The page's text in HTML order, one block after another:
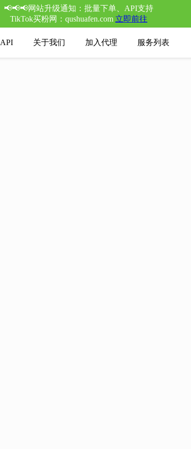
📢📢📢网站升级通知：批量下单、API支持
TikTok买粉网：qushuafen.com 立即前往
API 关于我们 加入代理 服务列表